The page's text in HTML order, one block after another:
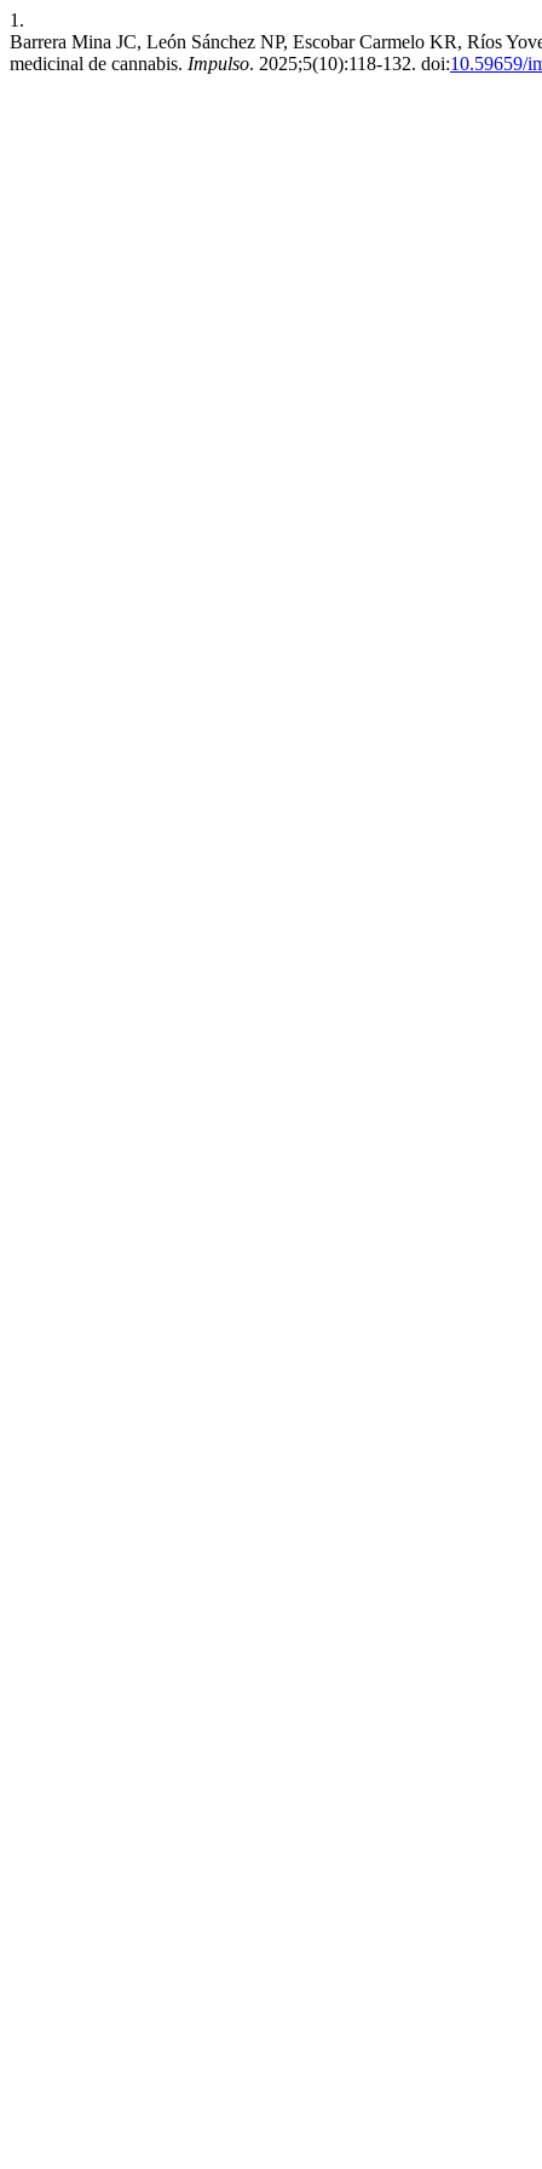
1.
Barrera Mina JC, León Sánchez NP, Escobar Carmelo KR, Ríos
medicinal de cannabis. Impulso. 2025;5(10):118-132. doi:10.59659/